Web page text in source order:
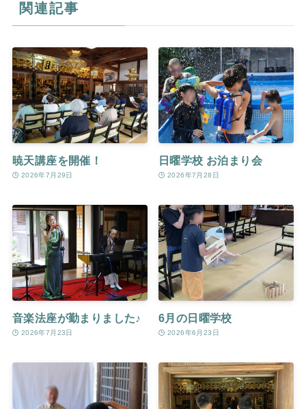
関連記事
暁天講座を開催！
2026年7月29日
日曜学校 お泊まり会
2026年7月28日
音楽法座が勤まりました♪
2026年7月23日
6月の日曜学校
2026年6月23日